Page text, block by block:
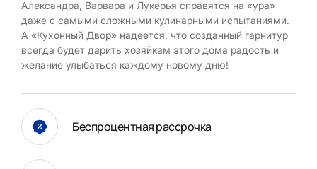
Александра, Варвара и Лукерья справятся на «ура»
даже с самыми сложными кулинарными испытаниями.
А «Кухонный Двор» надеется, что созданный гарнитур
всегда будет дарить хозяйкам этого дома радость и
желание улыбаться каждому новому дню!
Беспроцентная рассрочка